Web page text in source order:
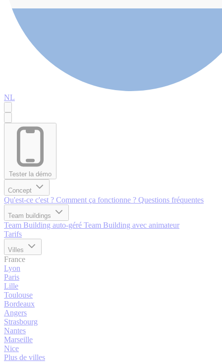
NL
Tester la démo
Concept
Qu'est-ce c'est ? Comment ça fonctionne ? Questions fréquentes
Team buildings
Team Building auto-géré Team Building avec animateur
Tarifs
Villes
France
Lyon
Paris
Lille
Toulouse
Bordeaux
Angers
Strasbourg
Nantes
Marseille
Nice
Plus de villes